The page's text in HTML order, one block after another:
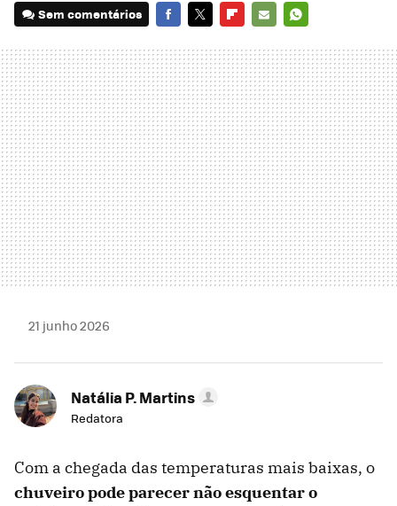
Sem comentários
MAIL
21 junho 2026
Natália P. Martins
Redatora
Com a chegada das temperaturas mais baixas, o
chuveiro pode parecer não esquentar o